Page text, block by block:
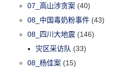
07_高山涉贪案 (40)
08_中国毒奶粉事件 (43)
08_四川大地震 (146)
灾区采访队 (33)
08_杨佳案 (15)